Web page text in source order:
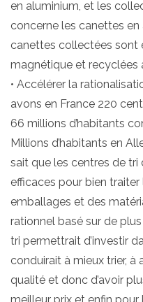
en aluminium, et les
concerne les canettes
canettes collectées sont
magnétique et recyclées
• Accélérer la
avons en France 220
66 millions d’habitants
Millions d’habitants en
sait que les centres de
efficaces pour bien traiter
emballages et des
rationnel basé sur de
tri permettrait d’investir
conduirait à mieux trier, à
qualité et donc d’avoir